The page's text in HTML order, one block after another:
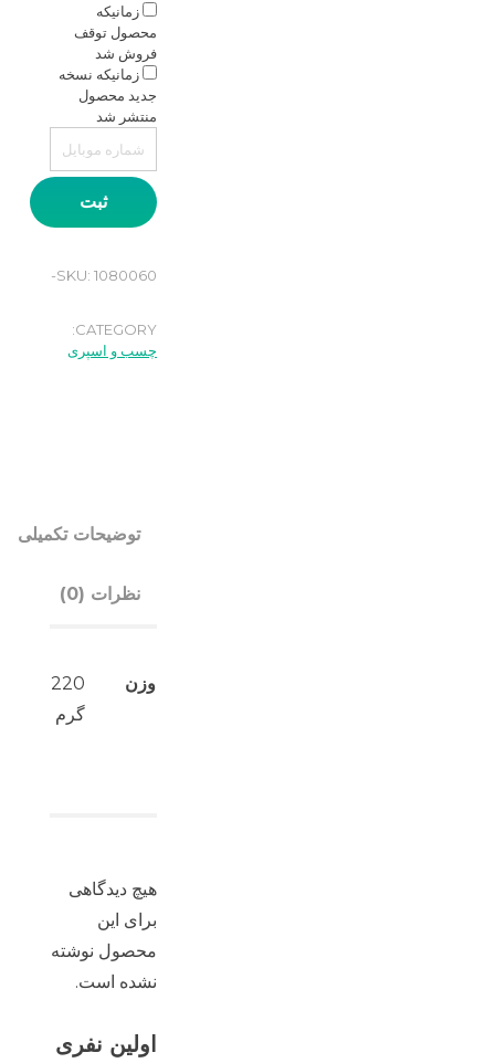
زمانیکه
محصول توقف
فروش شد
زمانیکه نسخه
جدید محصول
منتشر شد
ثبت
SKU: 1080060-
CATEGORY:
چسب و اسپری
توضیحات تکمیلی
نظرات (0)
وزن
220
گرم
هیچ دیدگاهی
برای این
محصول نوشته
نشده است.
اولین نفری